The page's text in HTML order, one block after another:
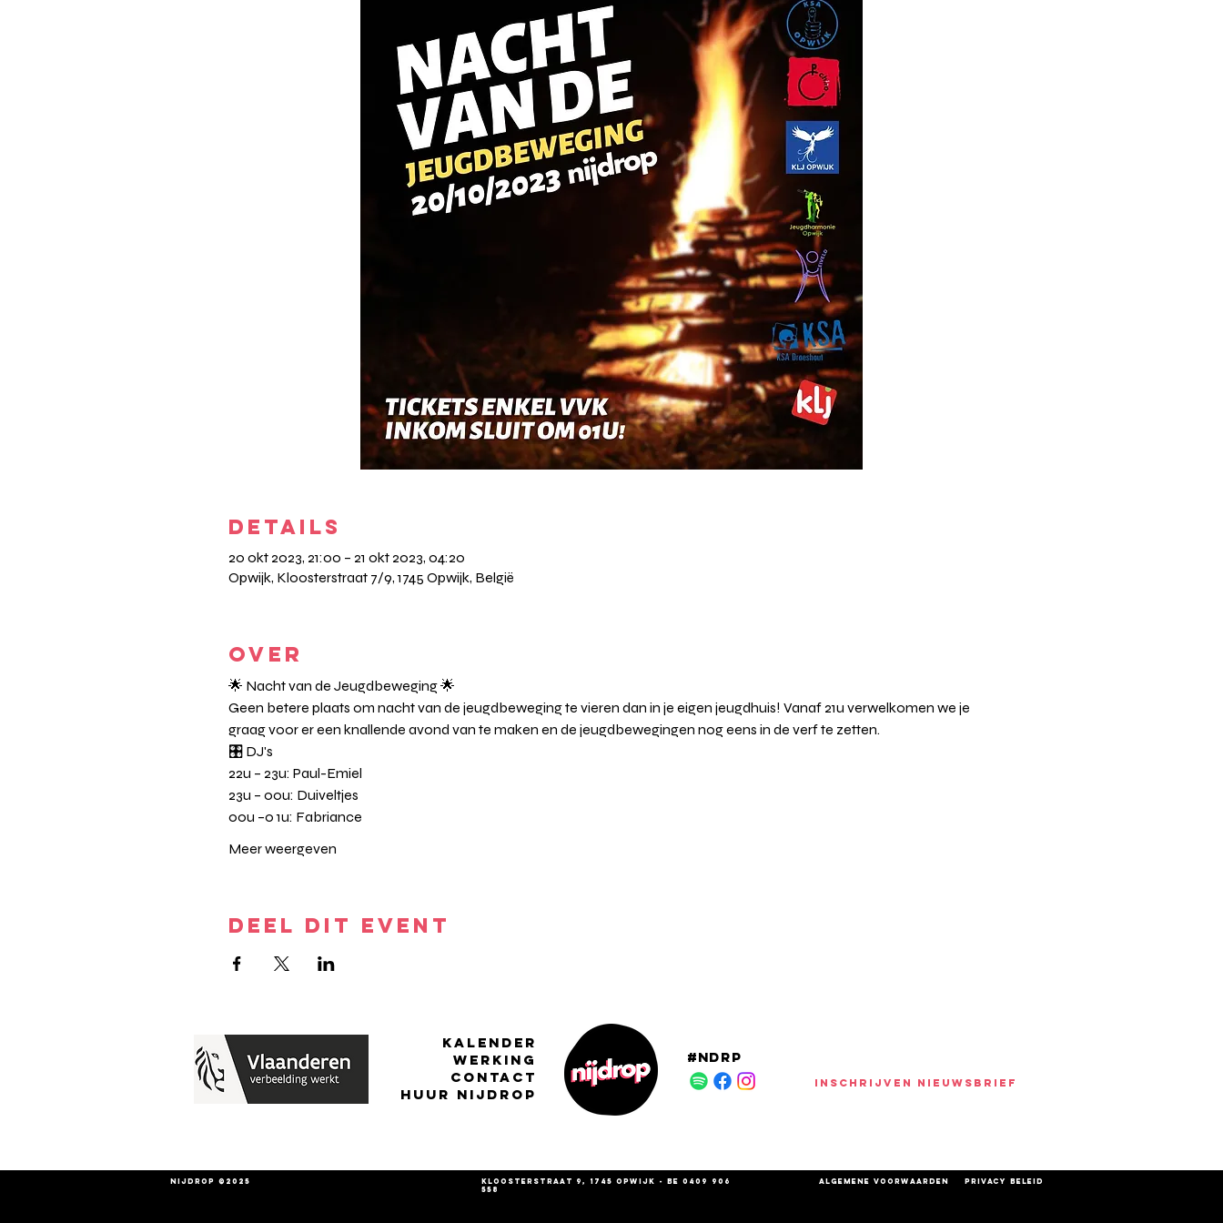
DETAILS
20 okt 2023, 21:00 – 21 okt 2023, 04:20
Opwijk, Kloosterstraat 7/9, 1745 Opwijk, België
OVER
🌟 Nacht van de Jeugdbeweging 🌟
Geen betere plaats om nacht van de jeugdbeweging te vieren dan in je eigen jeugdhuis! Vanaf 21u verwelkomen we je
graag voor er een knallende avond van te maken en de jeugdbewegingen nog eens in de verf te zetten.
🎛️ DJ's
22u – 23u: Paul-Emiel
23u – 00u: Duiveltjes
00u –0 1u: Fabriance
Meer weergeven
DEEL DIT EVENT
KALENDER
WERKING
CONTACT
HUUR NIJDROP
#NDRP
INSCHRIJVEN NIEUWSBRIEF
Nijdrop ©2025
Kloosterstraat 9, 1745 Opwijk - BE 0409 906
558
algemene voorwaarden privacy beleid